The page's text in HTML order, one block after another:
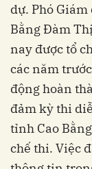
dự. Phó Giám
Bằng Đàm
nay được tổ
các năm
động hoàn
đảm kỳ thi
tỉnh Cao
chế thi. Việc